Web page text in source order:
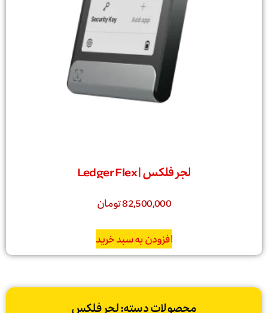
لجر فلکس | Ledger Flex
82,500,000تومان
افزودن به سبد خرید